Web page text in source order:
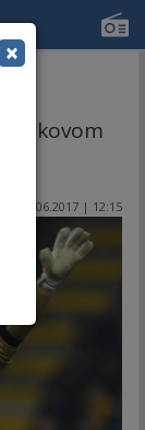
25.06.2017 | 12:15
×